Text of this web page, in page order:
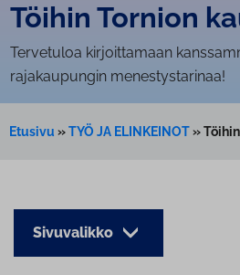
Töihin Tornion
Tervetuloa kirjoittamaan
rajakaupungin menestystarinaa!
Etusivu »TYÖ JA ELINKEINOT»
Sivuvalikko